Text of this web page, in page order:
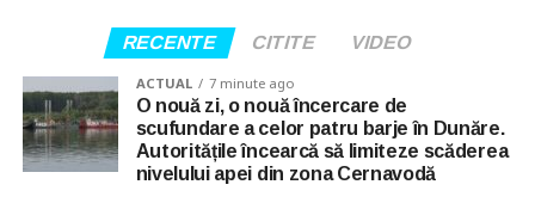
RECENTE CITITE VIDEO
ACTUAL 7 minute ago
O nouă zi, o nouă încercare de
scufundare a celor patru barje în Dunăre.
Autoritățile încearcă să limiteze scăderea
nivelului apei din zona Cernavodă